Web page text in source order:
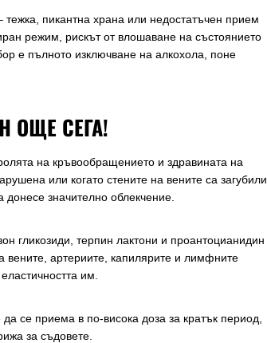
пикантна храна или недостатъчен прием
режим, рискът от влошаване на състоянието
е пълното изключване на алкохола, поне
ОЩЕ СЕГА!
на кръвообращението и здравината на
или когато стените на вените са загубили
значително облекчение.
гликозиди, терпин лактони и проантоцианидин
вените, артериите, капилярите и лимфните
им.
се приема в по-висока доза за кратък период,
за съдовете.